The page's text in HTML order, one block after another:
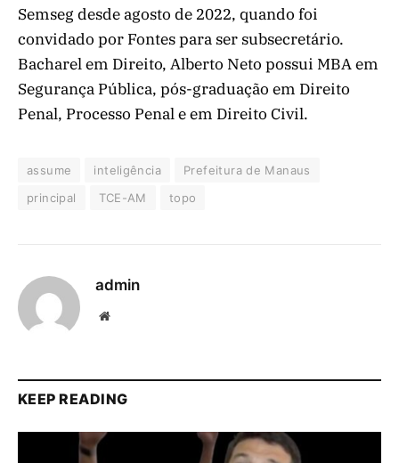
Semseg desde agosto de 2022, quando foi
convidado por Fontes para ser subsecretário.
Bacharel em Direito, Alberto Neto possui MBA em
Segurança Pública, pós-graduação em Direito
Penal, Processo Penal e em Direito Civil.
assume inteligência
Prefeitura de Manaus
principal
TCE-AM topo
admin
Website
KEEP READING